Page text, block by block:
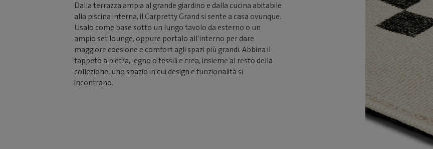
Dalla terrazza ampia al grande giardino e dalla cucina abitabile
alla piscina interna, il Carpretty Grand si sente a casa ovunque.
Usalo come base sotto un lungo tavolo da esterno o un
ampio set lounge, oppure portalo all’interno per dare
maggiore coesione e comfort agli spazi più grandi. Abbina il
tappeto a pietra, legno o tessili e crea, insieme al resto della
collezione, uno spazio in cui design e funzionalità si
incontrano.